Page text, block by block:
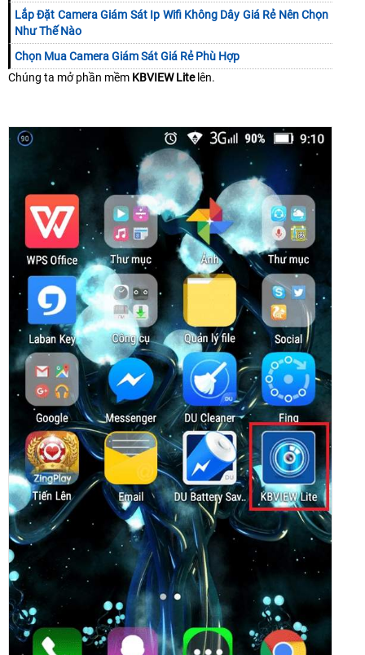
Lắp Đặt Camera Giám Sát Ip Wifi Không Dây Giá Rẻ Nên Chọn
Như Thế Nào
Chọn Mua Camera Giám Sát Giá Rẻ Phù Hợp
Chúng ta mở phần mềm KBVIEW Litelên.